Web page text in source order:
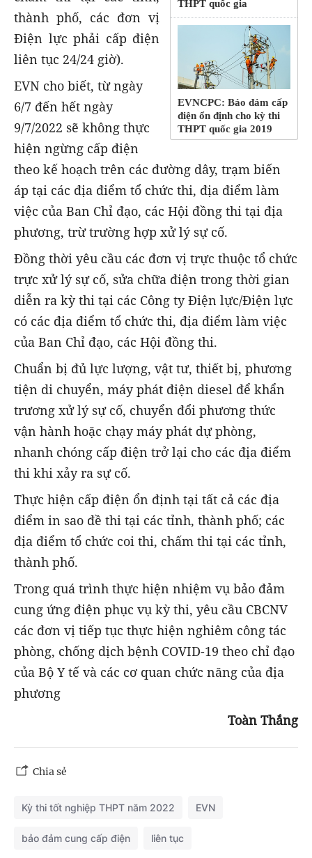
THPT quốc gia
EVNCPC: Bảo đảm cấp
điện ổn định cho kỳ thi
THPT quốc gia 2019
thành phố, các đơn vị
Điện lực phải cấp điện
liên tục 24/24 giờ).
EVN cho biết, từ ngày
6/7 đến hết ngày
9/7/2022 sẽ không thực
hiện ngừng cấp điện
theo kế hoạch trên các đường dây, trạm biến
áp tại các địa điểm tổ chức thi, địa điểm làm
việc của Ban Chỉ đạo, các Hội đồng thi tại địa
phương, trừ trường hợp xử lý sự cố.
Đồng thời yêu cầu các đơn vị trực thuộc tổ chức
trực xử lý sự cố, sửa chữa điện trong thời gian
diễn ra kỳ thi tại các Công ty Điện lực/Điện lực
có các địa điểm tổ chức thi, địa điểm làm việc
của Ban Chỉ đạo, các Hội đồng thi.
Chuẩn bị đủ lực lượng, vật tư, thiết bị, phương
tiện di chuyển, máy phát điện diesel để khẩn
trương xử lý sự cố, chuyển đổi phương thức
vận hành hoặc chạy máy phát dự phòng,
nhanh chóng cấp điện trở lại cho các địa điểm
thi khi xảy ra sự cố.
Thực hiện cấp điện ổn định tại tất cả các địa
điểm in sao đề thi tại các tỉnh, thành phố; các
địa điểm tổ chức coi thi, chấm thi tại các tỉnh,
thành phố.
Trong quá trình thực hiện nhiệm vụ bảo đảm
cung ứng điện phục vụ kỳ thi, yêu cầu CBCNV
các đơn vị tiếp tục thực hiện nghiêm công tác
phòng, chống dịch bệnh COVID-19 theo chỉ đạo
của Bộ Y tế và các cơ quan chức năng của địa
phương
Toàn Thắng
Chia sẻ
Kỳ thi tốt nghiệp THPT năm 2022 EVN
bảo đảm cung cấp điện liên tục